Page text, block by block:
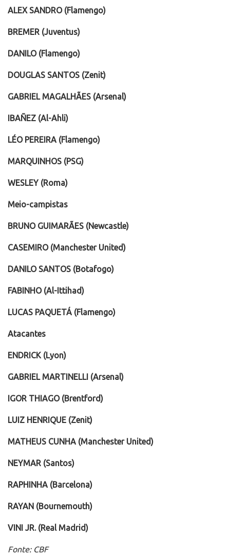
ALEX SANDRO (Flamengo)
BREMER (Juventus)
DANILO (Flamengo)
DOUGLAS SANTOS (Zenit)
GABRIEL MAGALHÃES (Arsenal)
IBAÑEZ (Al-Ahli)
LÉO PEREIRA (Flamengo)
MARQUINHOS (PSG)
WESLEY (Roma)
Meio-campistas
BRUNO GUIMARÃES (Newcastle)
CASEMIRO (Manchester United)
DANILO SANTOS (Botafogo)
FABINHO (Al-Ittihad)
LUCAS PAQUETÁ (Flamengo)
Atacantes
ENDRICK (Lyon)
GABRIEL MARTINELLI (Arsenal)
IGOR THIAGO (Brentford)
LUIZ HENRIQUE (Zenit)
MATHEUS CUNHA (Manchester United)
NEYMAR (Santos)
RAPHINHA (Barcelona)
RAYAN (Bournemouth)
VINI JR. (Real Madrid)
Fonte: CBF